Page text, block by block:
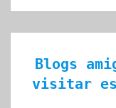
Blogs
visitar